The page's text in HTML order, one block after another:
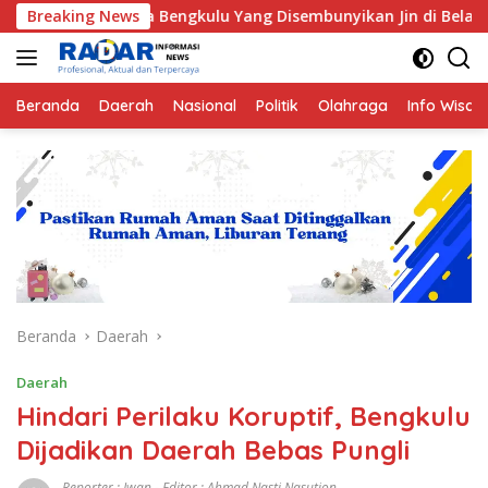
Langsung
ke
konten
Breaking News
Yang Disembunyikan Jin di Belakang Pohon
Beranda Daerah Nasional Politik Olahraga Info
Beranda Daerah
Daerah
Hindari Perilaku Koruptif, Bengkulu
Dijadikan Daerah Bebas Pungli